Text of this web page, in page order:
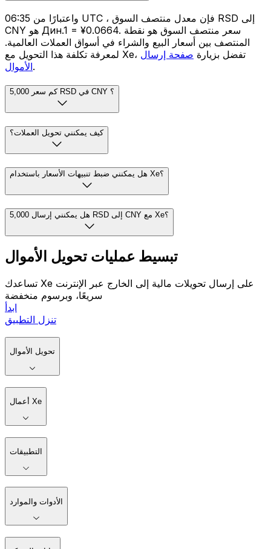
واعتبارًا من 06:35 UTC ، فإن معدل منتصف السوق RSD إلى
CNY هو Дин.1 = ¥0.0664. سعر منتصف السوق هو نقطة
المنتصف بين أسعار البيع والشراء في أسواق العملات العالمية.
لمعرفة تكلفة هذا التحويل مع Xe، تفضل بزيارة صفحة إرسال
الأموال.
كم سعر 5,000 RSD في CNY ؟
كيف يمكنني تحويل العملات؟
هل يمكنني ضبط تنبيهات الأسعار باستخدام Xe؟
هل يمكنني إرسال 5,000 RSD إلى CNY مع Xe؟
تبسيط عمليات تحويل الأموال
تساعدك Xe على إرسال تحويلات مالية إلى الخارج عبر الإنترنت
سريعًا، وبرسوم منخفضة
ابدأ
تنزل التطبيق
تحويل الأموال
أعمال Xe
التطبيقات
الأدوات والموارد